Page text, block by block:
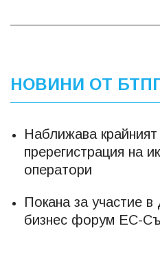
НОВИНИ ОТ
Наближава крайният
пререгистрация на
оператори
Покана за участие
бизнес форум ЕС-